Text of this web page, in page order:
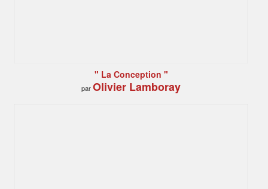
" La Conception "
parOlivier Lamboray